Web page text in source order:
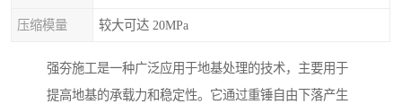
压缩模量 较大可达 20MPa
强夯施工是一种广泛应用于地基处理的技术，主要用于
提高地基的承载力和稳定性。它通过重锤自由下落产生